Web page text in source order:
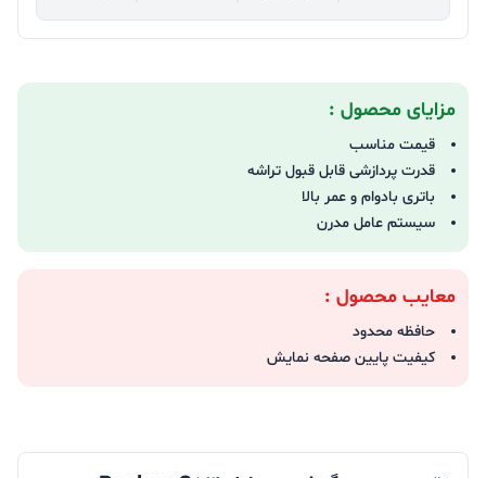
مزایای محصول :
قیمت مناسب
قدرت پردازشی قابل قبول تراشه
باتری بادوام و عمر بالا
سیستم عامل مدرن
معایب محصول :
حافظه محدود
کیفیت پایین صفحه نمایش